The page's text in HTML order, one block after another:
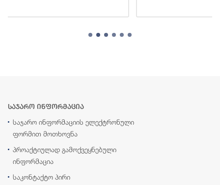
საჯარო ინფორმაცია
საჯარო ინფორმაციის ელექტრონული
ფორმით მოთხოვნა
პროაქტიულად გამოქვეყნებული
ინფორმაცია
საკონტაქტო პირი